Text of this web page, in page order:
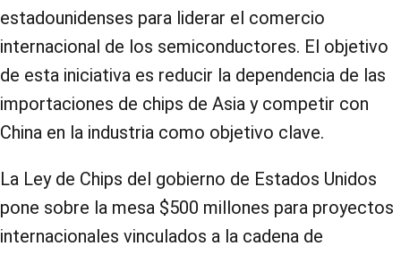
estadounidenses para liderar el comercio
internacional de los semiconductores. El objetivo
de esta iniciativa es reducir la dependencia de las
importaciones de chips de Asia y competir con
China en la industria como objetivo clave.
La Ley de Chips del gobierno de Estados Unidos
pone sobre la mesa $500 millones para proyectos
internacionales vinculados a la cadena de